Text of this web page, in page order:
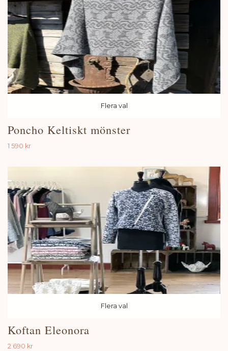
Flera val
Poncho Keltiskt mönster
1 590 kr
Flera val
Koftan Eleonora
2 690 kr